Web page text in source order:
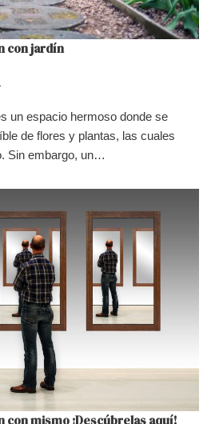
con jardín
un espacio hermoso donde se
de flores y plantas, las cuales
Sin embargo, un…
con mismo ¡Descúbrelas aquí!